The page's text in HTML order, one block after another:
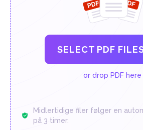
SELECT PDF
or drop PDF here
Midlertidige filer følger en
på 3 timer.